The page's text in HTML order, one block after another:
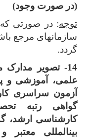
(در صورت وجود)
توجه: در صورتی که
سازمان‏های مرجع
گردد.
14- تصویر
علمی، آموزشی و
آزمون سراسری
گواهی رتبه
کارشناسی ارشد،
بین­المللی